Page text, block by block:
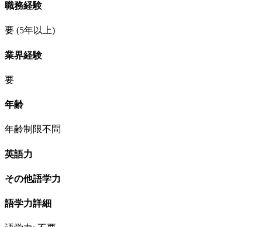
職務経験
要 (5年以上)
業界経験
要
年齢
年齢制限不問
英語力
その他語学力
語学力詳細